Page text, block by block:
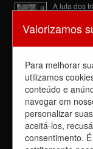
A luta dos
6 de agosto
Dia de luta!
5 de agosto
Dia 4/8, É
PARTICIPE!
3 de agosto
Reunião
com a
Valorizamos
Para melhorar
utilizamos
conteúdo e
navegar em
personalizar
aceitá-los,
consentimento.